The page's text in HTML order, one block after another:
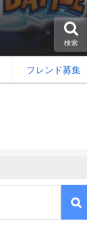
検索
フレンド募集